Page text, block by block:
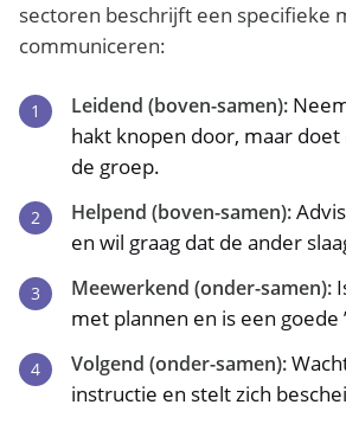
sectoren beschrijft een specifieke
communiceren:
Leidend (boven-samen):
hakt knopen door, maar
de groep.
Helpend (boven-samen):
en wil graag dat de ander
Meewerkend (onder-samen):
met plannen en is een goede
Volgend (onder-samen):
instructie en stelt zich